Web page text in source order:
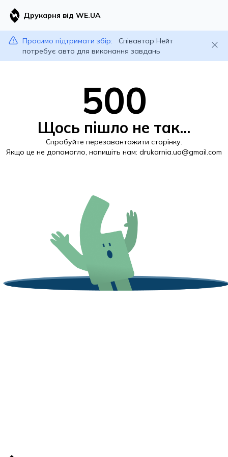
Друкарня від WE.UA
Просимо підтримати збір:
Співавтор Нейт
потребує авто для виконання завдань
500
Щось пішло не так...
Спробуйте перезавантажити сторінку.
Якщо це не допомогло, напишіть нам: drukarnia.ua@gmail.com